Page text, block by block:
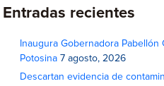
Entradas recientes
Inaugura Gobernadora Pabellón
Potosina 7 agosto, 2026
Descartan evidencia de